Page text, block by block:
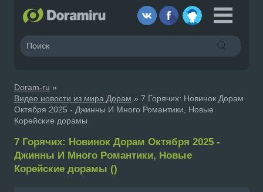
Doram-ru »
Видео новости из мира Дорам » 7 Горячих: Новинок Дорам
Октября 2025 - Джинны И Много Романтики, Новые
Корейские дорамы
7 Горячих: Новинок Дорам Октября 2025 -
Джинны И Много Романтики, Новые
Корейские дорамы ()